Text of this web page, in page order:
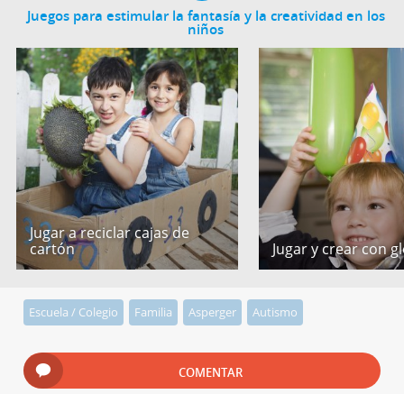
Juegos para estimular la fantasía y la creatividad en los
niños
Jugar a reciclar cajas de
cartón
Jugar y crear con
Escuela / Colegio Familia Asperger Autismo
COMENTAR